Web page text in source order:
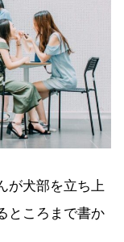
が犬部を立ち上
ところまで書か